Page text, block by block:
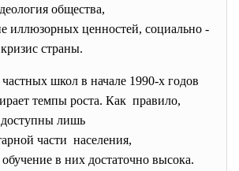
общества,
иллюзорных ценностей, социально -
страны.
школ в начале 1990-х годов
темпы роста. Как правило,
лишь
части населения,
обучение в них достаточно высока.